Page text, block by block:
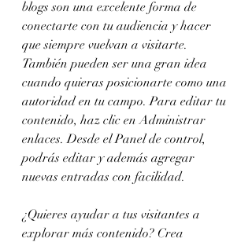
blogs son una excelente forma de
conectarte con tu audiencia y hacer
que siempre vuelvan a visitarte.
También pueden ser una gran idea
cuando quieras posicionarte como una
autoridad en tu campo. Para editar tu
contenido, haz clic en Administrar
enlaces. Desde el Panel de control,
podrás editar y además agregar
nuevas entradas con facilidad.
¿Quieres ayudar a tus visitantes a
explorar más contenido? Crea